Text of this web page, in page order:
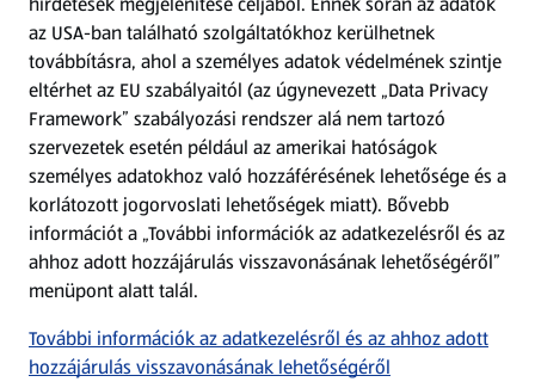
Árcsökkentés
Adattörlő alkalmazás
Szervizpont
(új oldalon nyílik meg)
Fedezz fel minket az interneten!
Töltsd le az ALDI Magyarország applikációt!
az USA-ban található szolgáltatókhoz kerülhetnek
továbbításra, ahol a személyes adatok védelmének szintje
eltérhet az EU szabályaitól (az úgynevezett „Data Privacy
Framework” szabályozási rendszer alá nem tartozó
szervezetek esetén például az amerikai hatóságok
személyes adatokhoz való hozzáférésének lehetősége és a
korlátozott jogorvoslati lehetőségek miatt). Bővebb
információt a „További információk az adatkezelésről és az
ahhoz adott hozzájárulás visszavonásának lehetőségéről”
menüpont alatt talál.
További információk az adatkezelésről és az ahhoz adott
hozzájárulás visszavonásának lehetőségéről